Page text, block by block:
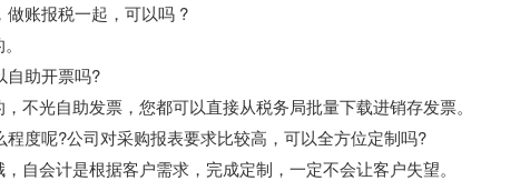
账报税一起，可以吗 ?
自助开票吗?
不光自助发票，您都可以直接从税务局批量下载进销存发票。
度呢?公司对采购报表要求比较高，可以全方位定制吗?
自会计是根据客户需求，完成定制，一定不会让客户失望。